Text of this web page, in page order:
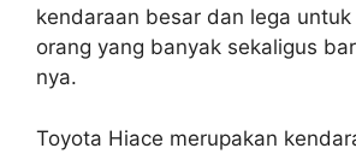
kendaraan besar dan lega
orang yang banyak sekaligus
nya.
Toyota Hiace merupakan